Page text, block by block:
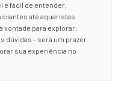
e fácil de entender,
até aquaristas
vontade para explorar,
dúvidas – será um prazer
sua experiência no